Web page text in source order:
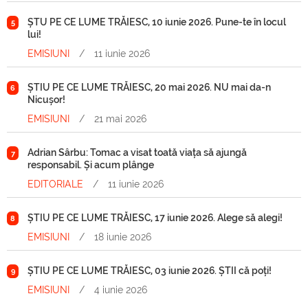
5
ȘTU PE CE LUME TRĂIESC, 10 iunie 2026. Pune-te în locul
lui!
EMISIUNI
/ 11 iunie 2026
6
ȘTIU PE CE LUME TRĂIESC, 20 mai 2026. NU mai da-n
Nicușor!
EMISIUNI
/ 21 mai 2026
7
Adrian Sârbu: Tomac a visat toată viața să ajungă
responsabil. Și acum plânge
EDITORIALE
/ 11 iunie 2026
8
ȘTIU PE CE LUME TRĂIESC, 17 iunie 2026. Alege să alegi!
EMISIUNI
/ 18 iunie 2026
9
ȘTIU PE CE LUME TRĂIESC, 03 iunie 2026. ȘTII că poți!
EMISIUNI
/ 4 iunie 2026